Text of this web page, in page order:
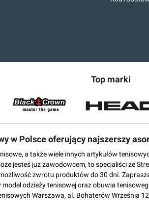
Top marki
w Polsce oferujący najszerszy
a także wiele innych artykułów
jesteś już zawodowcem, to specjaliści ze
zwrotu produktów do 30 dni.
odzieży tenisowej oraz obuwia
Warszawa, al. Bohaterów Września